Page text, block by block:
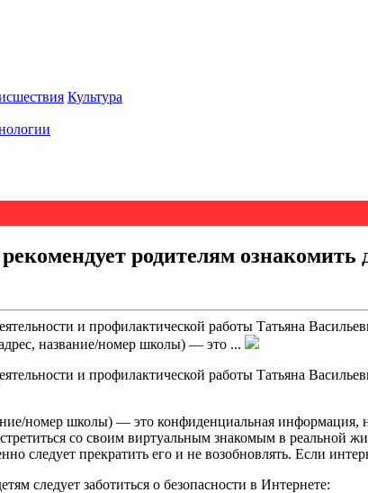
Культура
родителям ознакомить
и профилактической работы Татьяна
название/номер школы) — это ...
и профилактической работы Татьяна
номер школы) — это конфиденциальная информация,
со своим виртуальным знакомым в реальной
следует прекратить его и не возобновлять. Если
следует заботиться о безопасности в Интернете: